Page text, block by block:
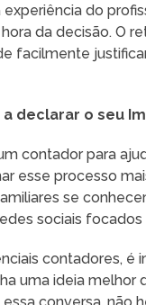
do
da decisão. O
facilmente
a declarar o seu
contador para
esse processo
se
sociais focados
contadores,
uma ideia